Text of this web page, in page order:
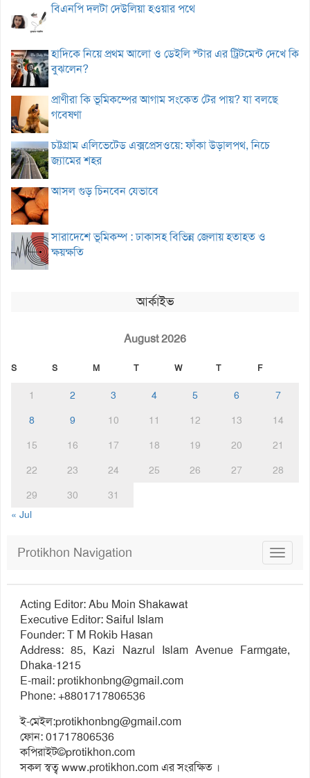
বিএনপি দলটা দেউলিয়া হওয়ার পথে
হাদিকে নিয়ে প্রথম আলো ও ডেইলি স্টার এর ট্রিটমেন্ট দেখে কি
বুঝলেন?
প্রাণীরা কি ভূমিকম্পের আগাম সংকেত টের পায়? যা বলছে
গবেষণা
চট্টগ্রাম এলিভেটেড এক্সপ্রেসওয়ে: ফাঁকা উড়ালপথ, নিচে
জ্যামের শহর
আসল গুড় চিনবেন যেভাবে
সারাদেশে ভূমিকম্প : ঢাকাসহ বিভিন্ন জেলায় হতাহত ও
ক্ষয়ক্ষতি
আর্কাইভ
August 2026
S S M T W T F
1 2 3 4 5 6
7
8
9 10 11 12 13
14
15
16 17 18 19 20
21
22
23 24 25 26 27
28
29
30
31
« Jul
Toggle
Protikhon Navigation
Acting Editor: Abu Moin Shakawat
Executive Editor: Saiful Islam
Founder: T M Rokib Hasan
Address: 85, Kazi Nazrul Islam Avenue Farmgate,
Dhaka-1215
E-mail:protikhonbng@gmail.com
Phone: +8801717806536
ই-মেইল:protikhonbng@gmail.com
ফোন: 01717806536
কপিরাইট©protikhon.com
সকল স্বত্ব www.protikhon.com এর সংরক্ষিত ।